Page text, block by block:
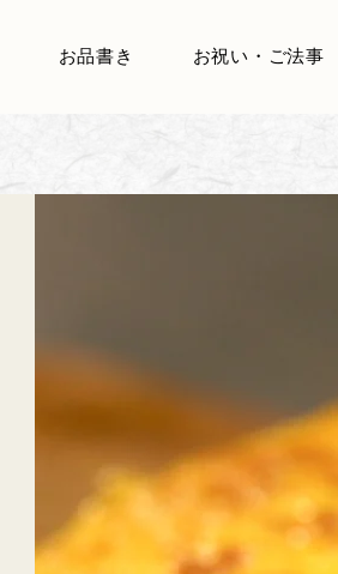
お品書き お祝い・ご法事